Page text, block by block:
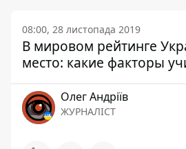
08:00, 28 листопада 2019
В мировом рейтинге
место: какие факторы
Олег Андріїв
ЖУРНАЛІСТ